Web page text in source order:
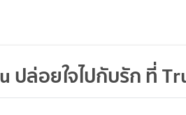
ปล่อยใจไปกับรัก ที่